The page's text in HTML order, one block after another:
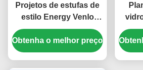
Projetos de estufas de
estilo Energy Venlo
adequados para a
produção agrícola em
larga escala que
Obtenha o melhor preço